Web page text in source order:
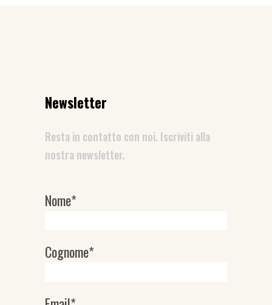
Newsletter
Resta in contatto con noi. Iscriviti alla
nostra newsletter.
Newsletter
Nome*
Cognome*